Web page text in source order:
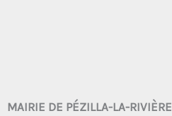
MAIRIE DE PÉZILLA-LA-RIVIÈRE